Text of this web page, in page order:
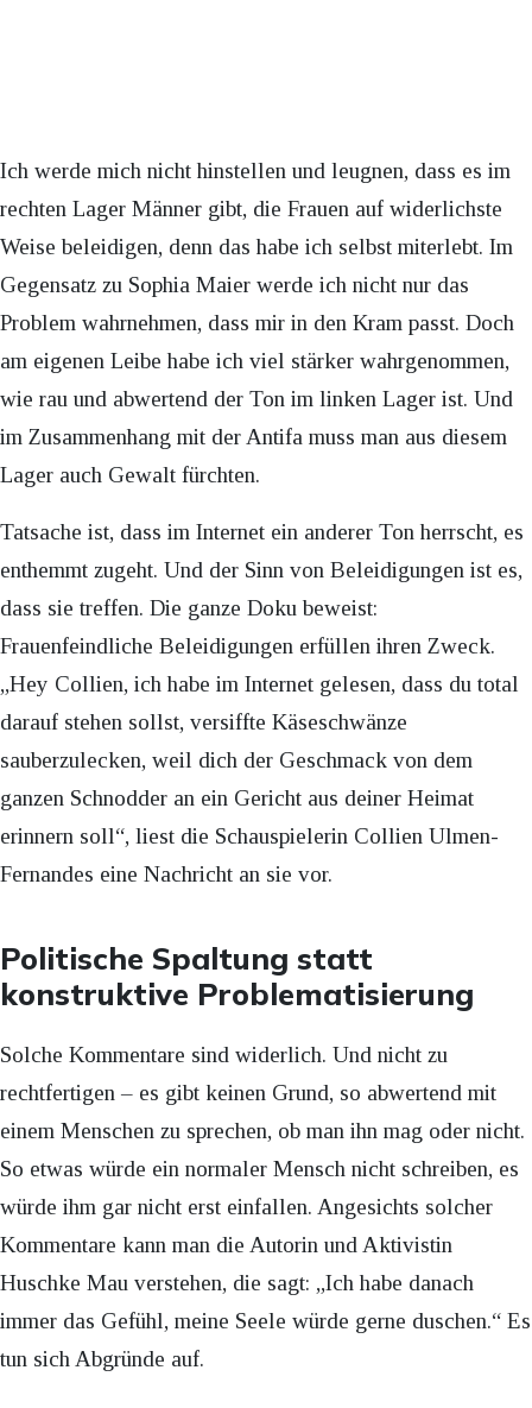
Ich werde mich nicht hinstellen und leugnen, dass es im
rechten Lager Männer gibt, die Frauen auf widerlichste
Weise beleidigen, denn das habe ich selbst miterlebt. Im
Gegensatz zu Sophia Maier werde ich nicht nur das
Problem wahrnehmen, dass mir in den Kram passt. Doch
am eigenen Leibe habe ich viel stärker wahrgenommen,
wie rau und abwertend der Ton im linken Lager ist. Und
im Zusammenhang mit der Antifa muss man aus diesem
Lager auch Gewalt fürchten.
Tatsache ist, dass im Internet ein anderer Ton herrscht, es
enthemmt zugeht. Und der Sinn von Beleidigungen ist es,
dass sie treffen. Die ganze Doku beweist:
Frauenfeindliche Beleidigungen erfüllen ihren Zweck.
„Hey Collien, ich habe im Internet gelesen, dass du total
darauf stehen sollst, versiffte Käseschwänze
sauberzulecken, weil dich der Geschmack von dem
ganzen Schnodder an ein Gericht aus deiner Heimat
erinnern soll“, liest die Schauspielerin Collien Ulmen-
Fernandes eine Nachricht an sie vor.
Politische Spaltung statt
konstruktive Problematisierung
Solche Kommentare sind widerlich. Und nicht zu
rechtfertigen – es gibt keinen Grund, so abwertend mit
einem Menschen zu sprechen, ob man ihn mag oder nicht.
So etwas würde ein normaler Mensch nicht schreiben, es
würde ihm gar nicht erst einfallen. Angesichts solcher
Kommentare kann man die Autorin und Aktivistin
Huschke Mau verstehen, die sagt: „Ich habe danach
immer das Gefühl, meine Seele würde gerne duschen.“ Es
tun sich Abgründe auf.